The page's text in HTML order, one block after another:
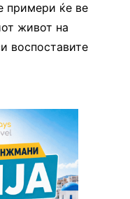
примери ќе ве
живот на
воспоставите